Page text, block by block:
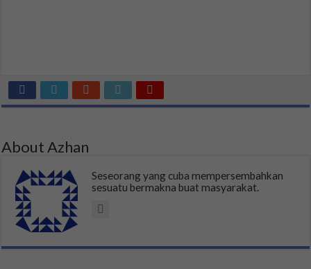
About Azhan
Seseorang yang cuba mempersembahkan
sesuatu bermakna buat masyarakat.